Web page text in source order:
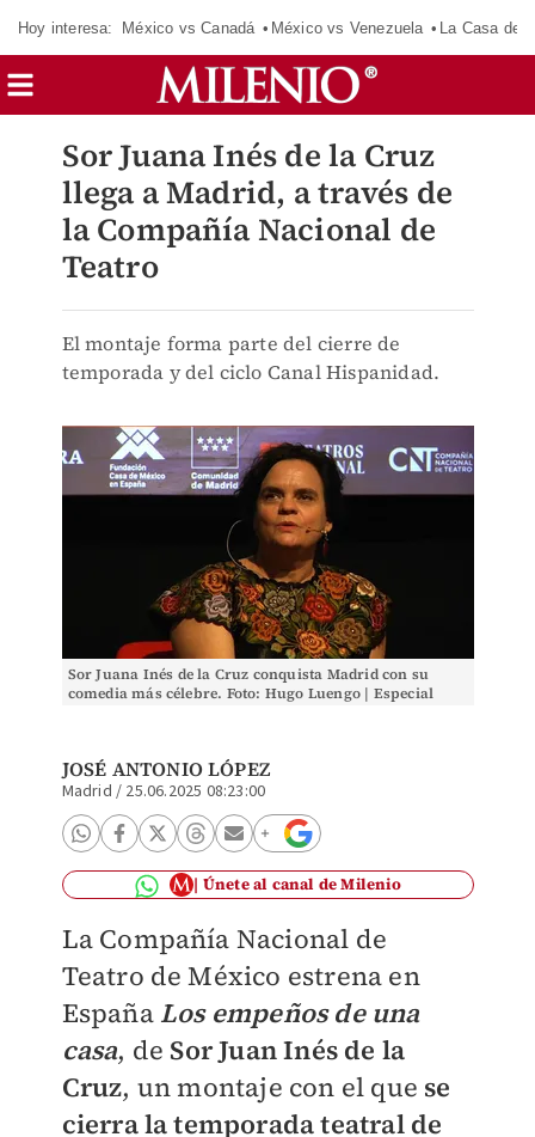
Hoy interesa: México vs Canadá México vs Venezuela La Casa de
Sor Juana Inés de la Cruz
llega a Madrid, a través de
la Compañía Nacional de
Teatro
El montaje forma parte del cierre de
temporada y del ciclo Canal Hispanidad.
Sor Juana Inés de la Cruz conquista Madrid con su
comedia más célebre. Foto: Hugo Luengo | Especial
JOSÉ ANTONIO LÓPEZ
Madrid / 25.06.2025 08:23:00
Únete al canal de Milenio
La Compañía Nacional de
Teatro de México estrena en
España Los empeños de una
casa, de Sor Juan Inés de la
Cruz, un montaje con el que se
cierra la temporada teatral de